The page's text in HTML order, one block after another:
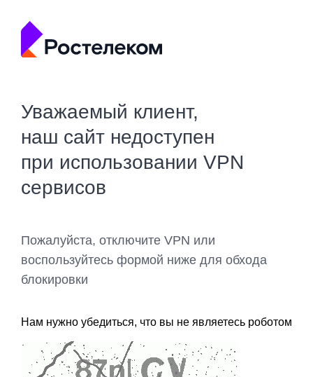
Уважаемый клиент,
наш сайт недоступен
при использовании VPN
сервисов
Пожалуйста, отключите VPN или
воспользуйтесь формой ниже для обхода
блокировки
Нам нужно убедиться, что вы не являетесь роботом